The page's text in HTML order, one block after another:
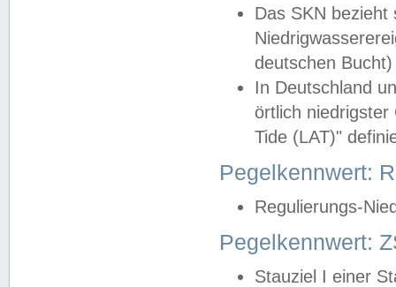
Das SKN
deutschen
In Deutschland
örtlich
Tide (LAT)"
Pegelkennwert:
Regulierungs-
Pegelkennwert:
Stauziel I einer